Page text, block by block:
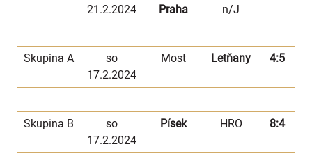
21.2.2024
Praha
n/J
Skupina A
so
17.2.2024
Most Letňany 4:5
Skupina B
so
17.2.2024
Písek HRO 8:4